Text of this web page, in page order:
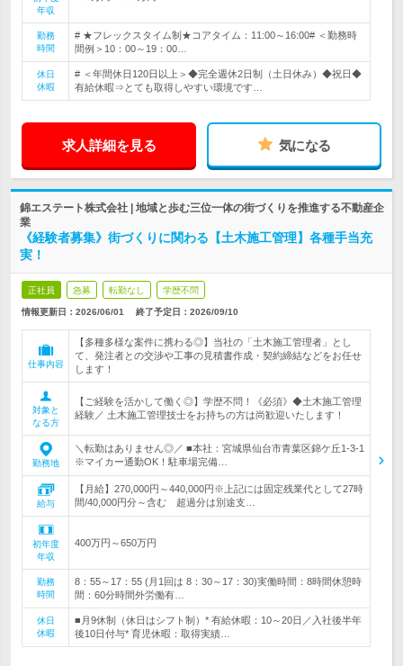
年収
勤務
時間
# ★フレックスタイム制★コアタイム：11:00～16:00# ＜勤務時
間例＞10：00～19：00…
休日
休暇
# ＜年間休日120日以上＞◆完全週休2日制（土日休み）◆祝日◆
有給休暇⇒とても取得しやすい環境です…
求人詳細を見る 気になる
錦エステート株式会社 | 地域と歩む三位一体の街づくりを推進する不動産企
業
《経験者募集》街づくりに関わる【土木施工管理】各種手当充
実！
正社員 急募 転勤なし 学歴不問
情報更新日：2026/06/01 終了予定日： 2026/09/10
仕事内容
【多種多様な案件に携わる◎】当社の「土木施工管理者」とし
て、発注者との交渉や工事の見積書作成・契約締結などをお任せ
します！
対象と
なる方
【ご経験を活かして働く◎】学歴不問！《必須》◆土木施工管理
経験／ 土木施工管理技士をお持ちの方は尚歓迎いたします！
勤務地
＼転勤はありません◎／ ■本社：宮城県仙台市青葉区錦ケ丘1-3-1
※マイカー通勤OK！駐車場完備…
給与
【月給】270,000円～440,000円※上記には固定残業代として27時
間/40,000円分～含む 超過分は別途支…
初年度
年収
400万円～650万円
勤務
時間
8：55～17：55 (月1回は 8：30～17：30)実働時間：8時間休憩時
間：60分時間外労働有…
休日
休暇
■月9休制（休日はシフト制）* 有給休暇：10～20日／入社後半年
後10日付与* 育児休暇：取得実績…